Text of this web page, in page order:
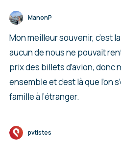
ManonP
Mon meilleur souvenir, c’est
aucun de nous ne pouvait
prix des billets d’avion, donc
ensemble et c’est là que l’on
famille à l’étranger.
pvtistes